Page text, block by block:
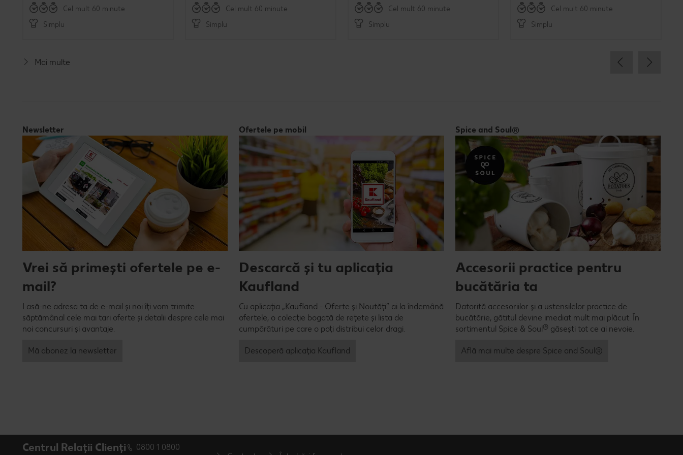
Cel mult 60 minute
Simplu
Cel mult 60 minute
Simplu
Cel mult 60 minute
Simplu
Cel mult 60 minute
Simplu
Mai multe
Newsletter
Vrei să primești ofertele pe e-
mail?
Lasă-ne adresa ta de e-mail și noi îți vom trimite
săptămânal cele mai tari oferte și detalii despre cele mai
noi concursuri și avantaje.
Mă abonez la newsletter
Ofertele pe mobil
Descarcă și tu aplicația
Kaufland
Cu aplicația „Kaufland - Oferte și Noutăți” ai la îndemână
ofertele, o colecție bogată de rețete și lista de
cumpărături pe care o poți distribui celor dragi.
Descoperă aplicația Kaufland
Spice and Soul®
Accesorii practice pentru
bucătăria ta
Datorită accesoriilor și a ustensilelor practice de
bucătărie, gătitul devine imediat mult mai plăcut. În
sortimentul Spice & Soul ® găsești tot ce ai nevoie.
Află mai multe despre Spice and Soul®
Centrul Relații Clienți
0800 1 0800